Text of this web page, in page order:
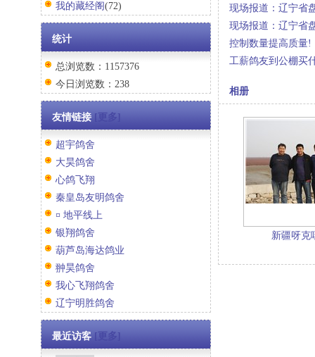
我的藏经阁(72)
统计
总浏览数：1157376
今日浏览数：238
友情链接 [更多]
超宇鸽舍
大昊鸽舍
心鸽飞翔
秦皇岛友明鸽舍
¤ 地平线上
银翔鸽舍
葫芦岛海达鸽业
翀昊鸽舍
我心飞翔鸽舍
辽宁明胜鸽舍
最近访客 [更多]
现场报道：辽宁省
现场报道：辽宁省
控制数量提高质量!
工薪鸽友到公棚买
相册
新疆呀克